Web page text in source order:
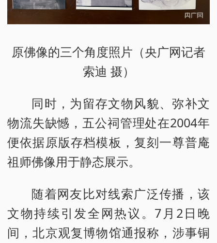
原佛像的三个角度照片（央广网记者
索迪 摄）
同时，为留存文物风貌、弥补文
物流失缺憾，五公祠管理处在2004年
便依据原版存档模板，复刻一尊普庵
祖师佛像用于静态展示。
随着网友比对线索广泛传播，该
文物持续引发全网热议。7月2日晚
间，北京观复博物馆通报称，涉事铜